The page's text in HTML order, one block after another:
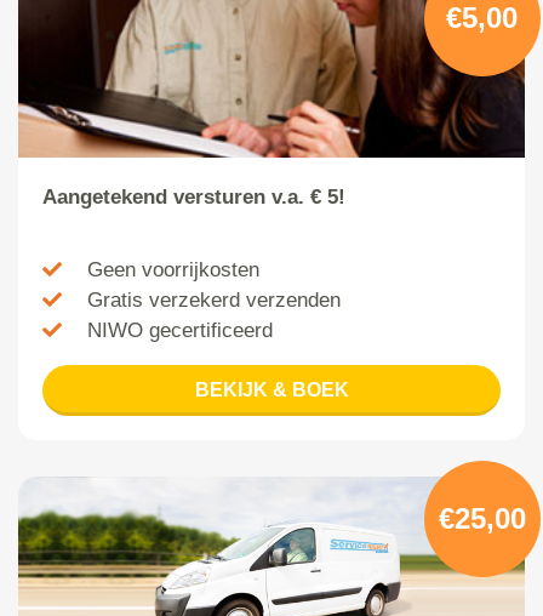
€5,00
Aangetekend versturen v.a. € 5!
Geen voorrijkosten
Gratis verzekerd verzenden
NIWO gecertificeerd
BEKIJK & BOEK
€25,00